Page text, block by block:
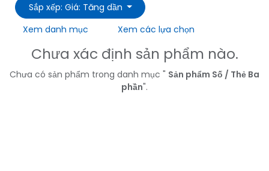
Sắp xếp: Giá: Tăng dần
Xem danh mục
Xem các lựa chọn
Chưa xác định sản phẩm nào.
Chưa có sản phẩm trong danh mục " Sản phẩm Số / Thẻ Ba
phần".